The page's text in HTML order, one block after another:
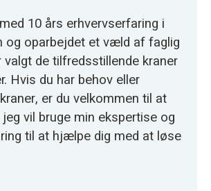
10 års erhvervserfaring i
og oparbejdet et væld af faglig
valgt de tilfredsstillende kraner
Hvis du har behov eller
er du velkommen til at
vil bruge min ekspertise og
til at hjælpe dig med at løse